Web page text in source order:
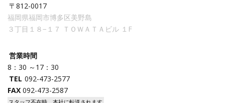
〒812-0017
福岡県福岡市博多区美野島
３丁目１８−１７ ＴＯＷＡＴＡビル １F
営業時間
8：30 ～17：30
TEL 092-473-2577
FAX 092-473-2587